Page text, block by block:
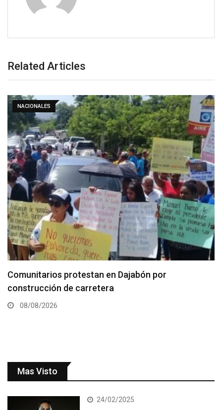
Related Articles
NACIONALES
Comunitarios protestan en Dajabón por
construcción de carretera
08/08/2026
Mas Visto
24/02/2025